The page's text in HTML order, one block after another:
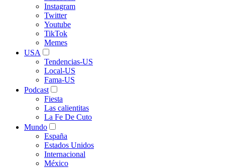
Instagram
Twitter
Youtube
TikTok
Memes
USA
Tendencias-US
Local-US
Fama-US
Podcast
Fiesta
Las calientitas
La Fe De Cuto
Mundo
España
Estados Unidos
Internacional
México